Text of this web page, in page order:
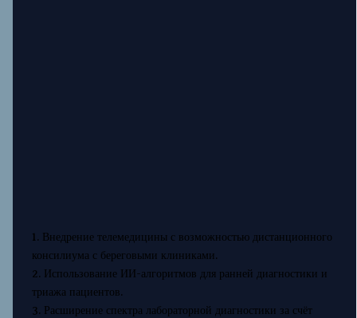
1. Внедрение телемедицины с возможностью дистанционного
консилиума с береговыми клиниками.
2. Использование ИИ-алгоритмов для ранней диагностики и
триажа пациентов.
3. Расширение спектра лабораторной диагностики за счёт